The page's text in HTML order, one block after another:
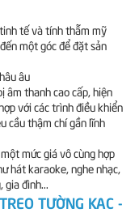
tế và tính thẫm mỹ
một góc để đặt sản
âu
âm thanh cao cấp, hiện
với các trình điều khiển
cầu thậm chí gần lĩnh
mức giá vô cùng hợp
hát karaoke, nghe nhạc,
gia đình...
TƯỜNG KAC -